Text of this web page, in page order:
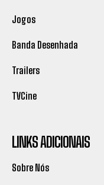
Jogos
Banda Desenhada
Trailers
TVCine
LINKS ADICIONAIS
Sobre Nós